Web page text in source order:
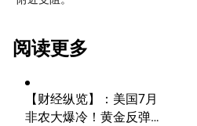
阅读更多
【财经纵览】：美国7月
非农大爆冷！黄金反弹逼